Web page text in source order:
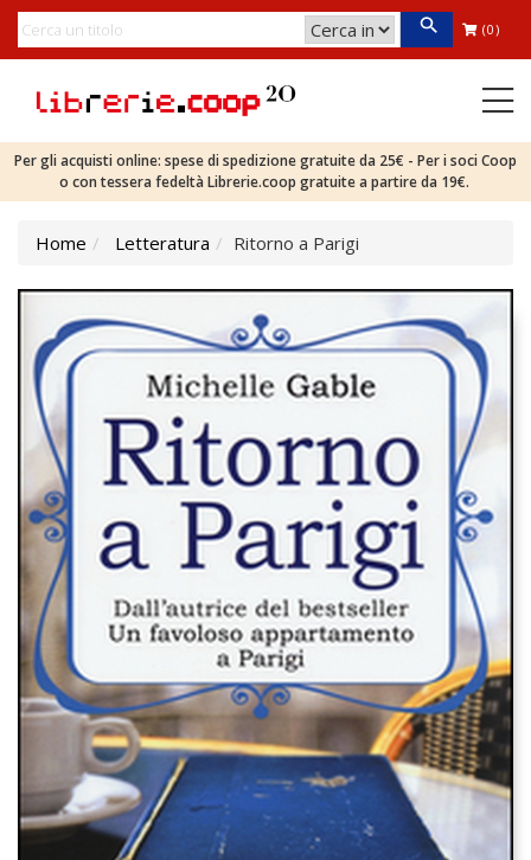
(0)
Per gli acquisti online: spese di spedizione gratuite da 25€ - Per i soci Coop
o con tessera fedeltà Librerie.coop gratuite a partire da 19€.
Home Letteratura Ritorno a Parigi